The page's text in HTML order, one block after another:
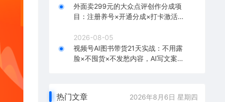
外面卖299元的大众点评创作分成项
目：注册养号×开通分成×打卡激活×
2026-08-05
视频号AI图书带货21天实战：不用露
脸×不囤货×不发愁内容，AI写文案做
热门文章 2026年8月6日 星期四